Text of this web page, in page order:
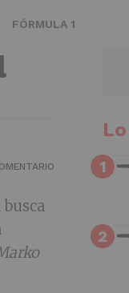
FÓRMULA 1